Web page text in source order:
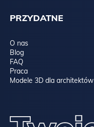
PRZYDATNE
O nas
Blog
FAQ
Praca
Modele 3D dla architektów